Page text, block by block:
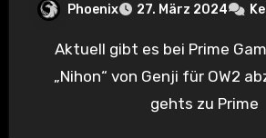
Phoenix 27. März 2024
Aktuell gibt es bei Prime Gaming den Skin
„Nihon“ von Genji für OW2
gehts zu Prime